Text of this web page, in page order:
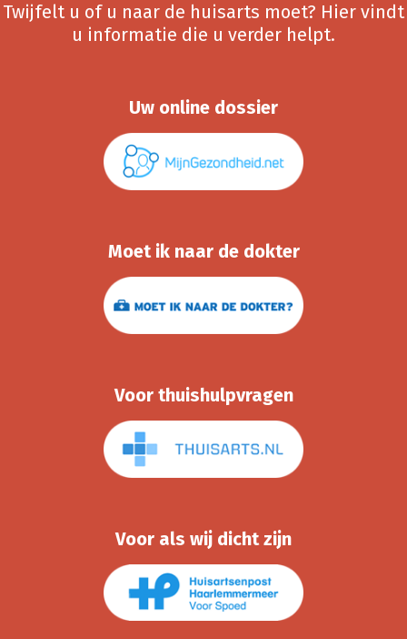
Twijfelt u of u naar de huisarts moet? Hier vindt
u informatie die u verder helpt.
Uw online dossier
Moet ik naar de dokter
Voor thuishulpvragen
Voor als wij dicht zijn